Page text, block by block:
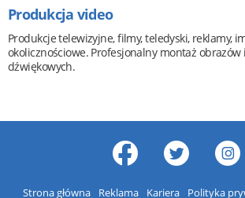
Produkcja video
Produkcje telewizyjne, filmy, teledyski, reklamy,
okolicznościowe. Profesjonalny montaż obrazów
dźwiękowych.
Strona główna Reklama Kariera Polityka